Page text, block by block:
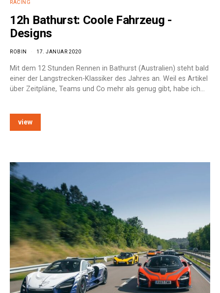
RACING
12h Bathurst: Coole Fahrzeug -
Designs
ROBIN 17. JANUAR 2020
Mit dem 12 Stunden Rennen in Bathurst (Australien) steht bald
einer der Langstrecken-Klassiker des Jahres an. Weil es Artikel
über Zeitpläne, Teams und Co mehr als genug gibt, habe ich…
view